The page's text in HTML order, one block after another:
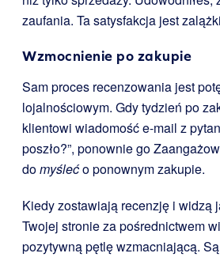
zaufania. Ta satysfakcja jest
Wzmocnienie po zakupie
Sam proces recenzowania jest
lojalnościowym. Gdy tydzień po
klientowi wiadomość e-mail z
poszło?”, ponownie go
domyślećo ponownym zakupie.
Kiedy zostawiają recenzję i widzą
Twojej stronie za pośrednictwem
pozytywną pętlę wzmacniającą.